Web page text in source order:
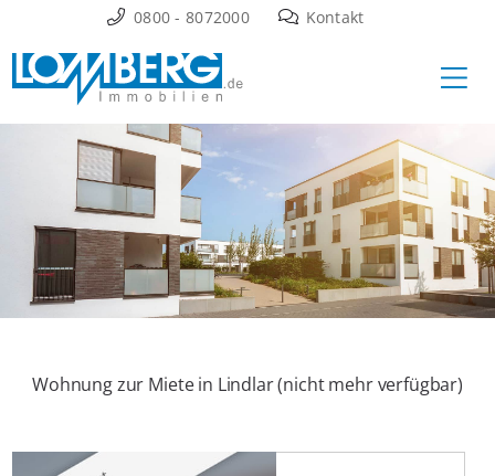
Inhalt
springen
0800 - 8072000 Kontakt
Wohnung zur Miete in Lindlar (nicht mehr verfügbar)